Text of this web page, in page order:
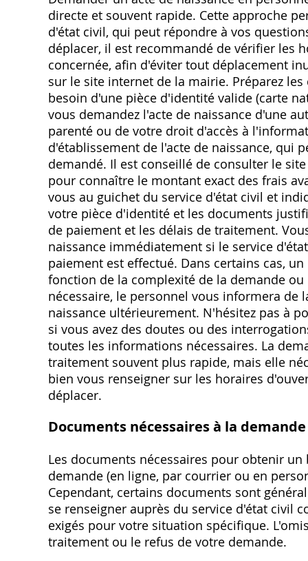
directe et souvent rapide. Cette approche
d'état civil, qui peut répondre à vos
déplacer, il est recommandé de vérifier les
concernée, afin d'éviter tout déplacement
sur le site internet de la mairie. Préparez
besoin d'une pièce d'identité valide (carte
vous demandez l'acte de naissance d'une
parenté ou de votre droit d'accès à
d'établissement de l'acte de naissance, qui
demandé. Il est conseillé de consulter le
pour connaître le montant exact des frais
vous au guichet du service d'état civil et
votre pièce d'identité et les documents
de paiement et les délais de traitement.
naissance immédiatement si le service
paiement est effectué. Dans certains cas,
fonction de la complexité de la demande
nécessaire, le personnel vous informera de
naissance ultérieurement. N'hésitez pas à
si vous avez des doutes ou des
toutes les informations nécessaires. La
traitement souvent plus rapide, mais elle
bien vous renseigner sur les horaires
déplacer.
Documents nécessaires à la demande
Les documents nécessaires pour obtenir
demande (en ligne, par courrier ou en
Cependant, certains documents sont
se renseigner auprès du service d'état civil
exigés pour votre situation spécifique.
traitement ou le refus de votre demande.